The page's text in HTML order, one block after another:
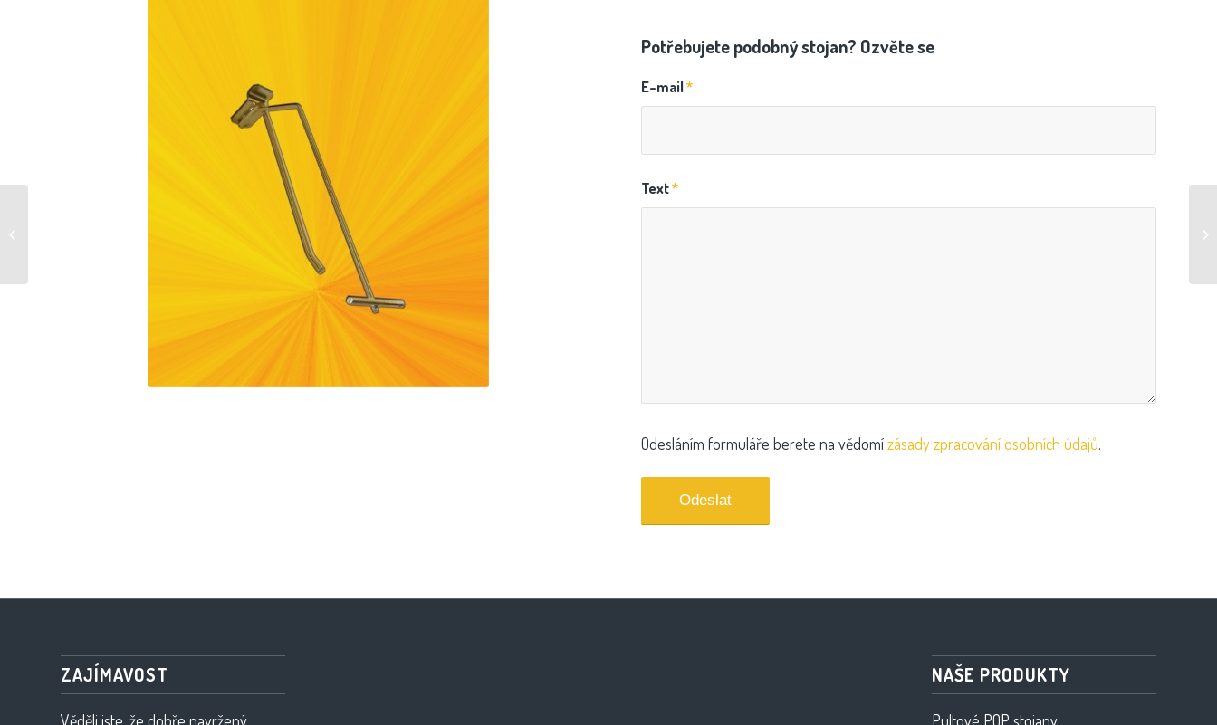
Potřebujete podobný stojan? Ozvěte se
E-mail*
Text*
Odesláním formuláře berete na vědomízásady zpracování osobních údajů.
ZAJÍMAVOST
Věděli jste, že dobře navržený
NAŠE PRODUKTY
Pultové POP stojany